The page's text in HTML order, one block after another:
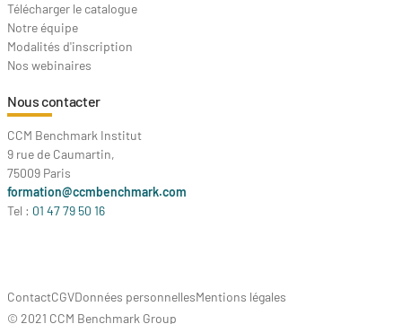
Télécharger le catalogue
Notre équipe
Modalités d'inscription
Nos webinaires
Nous contacter
CCM Benchmark Institut
9 rue de Caumartin,
75009 Paris
formation@ccmbenchmark.com
Tel : 01 47 79 50 16
ContactCGVDonnées personnellesMentions légales
© 2021 CCM Benchmark Group